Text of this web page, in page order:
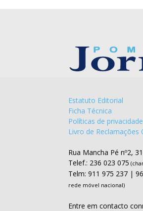
Estatuto Editorial
Ficha Técnica
Políticas de privacidade
Livro de Reclamações
Rua Mancha Pé nº2,
Telef.: 236 023 075
Telm: 911 975 237 |
rede móvel nacional)
Entre em contacto